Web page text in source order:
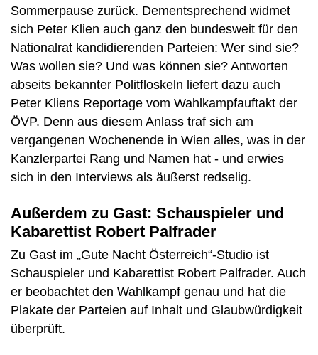
Sommerpause zurück. Dementsprechend widmet
sich Peter Klien auch ganz den bundesweit für den
Nationalrat kandidierenden Parteien: Wer sind sie?
Was wollen sie? Und was können sie? Antworten
abseits bekannter Politfloskeln liefert dazu auch
Peter Kliens Reportage vom Wahlkampfauftakt der
ÖVP. Denn aus diesem Anlass traf sich am
vergangenen Wochenende in Wien alles, was in der
Kanzlerpartei Rang und Namen hat - und erwies
sich in den Interviews als äußerst redselig.
Außerdem zu Gast: Schauspieler und
Kabarettist Robert Palfrader
Zu Gast im „Gute Nacht Österreich“-Studio ist
Schauspieler und Kabarettist Robert Palfrader. Auch
er beobachtet den Wahlkampf genau und hat die
Plakate der Parteien auf Inhalt und Glaubwürdigkeit
überprüft.